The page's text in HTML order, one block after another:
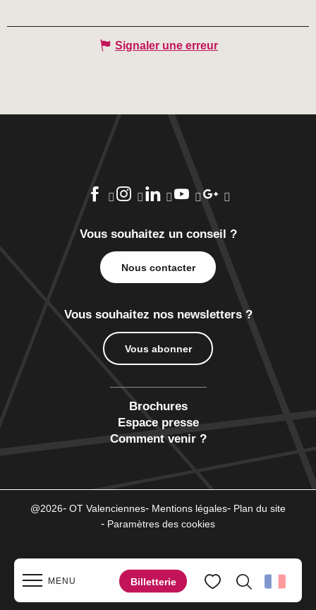
MENU Billetterie
Recherche
Signaler une erreur
Vous souhaitez un conseil ?
Nous contacter
Vous souhaitez nos newsletters ?
Vous abonner
Brochures
Espace presse
Comment venir ?
@2026 OT Valenciennes Mentions légales
Plan du site
Paramètres des cookies